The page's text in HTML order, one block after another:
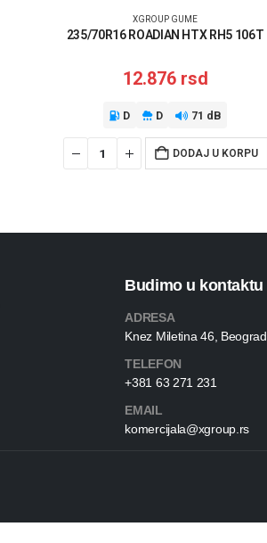
XGROUP GUME
235/70R16 ROADIAN HTX RH5 106T
12.876 rsd
D D 71 dB
DODAJ U KORPU
Budimo u kontaktu
ADRESA
Knez Miletina 46, Beograd
TELEFON
+381 63 271 231
EMAIL
komercijala@xgroup.rs